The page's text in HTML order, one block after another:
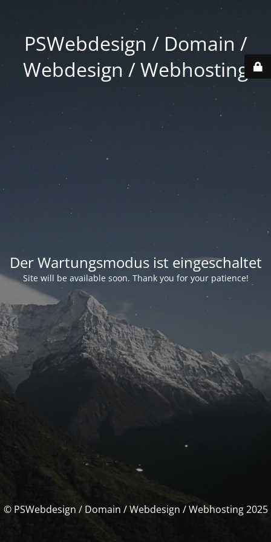
PSWebdesign / Domain /
Webdesign / Webhosting
Der Wartungsmodus ist eingeschaltet
Site will be available soon. Thank you for your patience!
© PSWebdesign / Domain / Webdesign / Webhosting 2025